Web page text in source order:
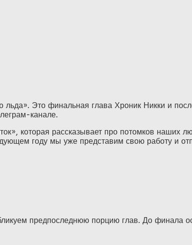
Это финальная глава Хроник Никки и
канале.
которая рассказывает про потомков наших
году мы уже представим свою работу и
предпоследнюю порцию глав. До финала